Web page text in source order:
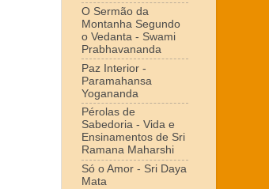
O Sermão da
Montanha Segundo
o Vedanta - Swami
Prabhavananda
Paz Interior -
Paramahansa
Yogananda
Pérolas de
Sabedoria - Vida e
Ensinamentos de Sri
Ramana Maharshi
Só o Amor - Sri Daya
Mata